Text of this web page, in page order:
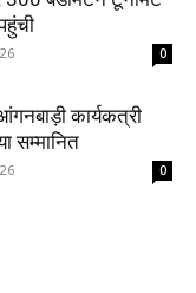
0
कार्यकत्री
सम्मानित
0